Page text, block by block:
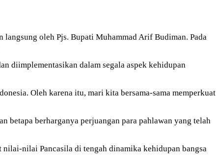
oleh Pjs. Bupati Muhammad Arif Budiman. Pada
diimplementasikan dalam segala aspek kehidupan
Oleh karena itu, mari kita bersama-sama memperkuat
betapa berharganya perjuangan para pahlawan yang telah
nilai Pancasila di tengah dinamika kehidupan bangsa